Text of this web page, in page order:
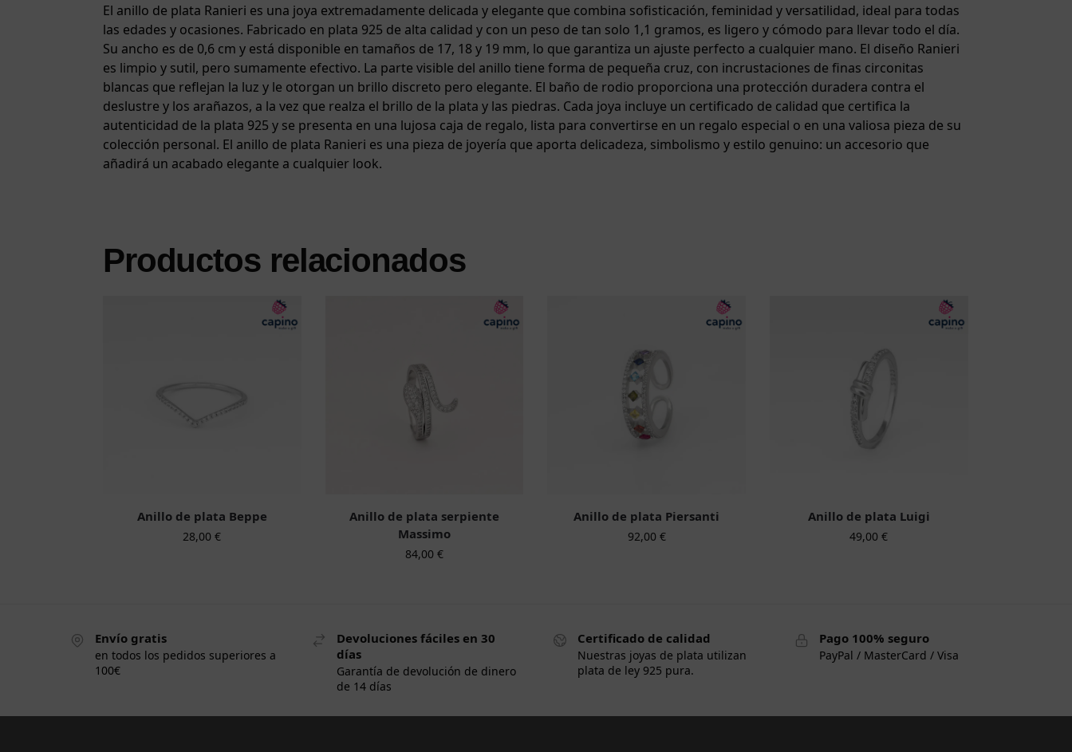
El anillo de plata Ranieri es una joya extremadamente delicada y elegante que combina sofisticación, feminidad y versatilidad, ideal para todas
las edades y ocasiones. Fabricado en plata 925 de alta calidad y con un peso de tan solo 1,1 gramos, es ligero y cómodo para llevar todo el día.
Su ancho es de 0,6 cm y está disponible en tamaños de 17, 18 y 19 mm, lo que garantiza un ajuste perfecto a cualquier mano. El diseño Ranieri
es limpio y sutil, pero sumamente efectivo. La parte visible del anillo tiene forma de pequeña cruz, con incrustaciones de finas circonitas
blancas que reflejan la luz y le otorgan un brillo discreto pero elegante. El baño de rodio proporciona una protección duradera contra el
deslustre y los arañazos, a la vez que realza el brillo de la plata y las piedras. Cada joya incluye un certificado de calidad que certifica la
autenticidad de la plata 925 y se presenta en una lujosa caja de regalo, lista para convertirse en un regalo especial o en una valiosa pieza de su
colección personal. El anillo de plata Ranieri es una pieza de joyería que aporta delicadeza, simbolismo y estilo genuino: un accesorio que
añadirá un acabado elegante a cualquier look.
Productos relacionados
Anillo de plata Beppe
28,00€
Anillo de plata serpiente
Massimo
84,00 €
Anillo de plata Piersanti
92,00 €
Anillo de plata Luigi
49,00€
Envío gratis
en todos los pedidos superiores a
100€
Devoluciones fáciles en 30
días
Garantía de devolución de dinero
de 14 días
Certificado de calidad
Nuestras joyas de plata utilizan
plata de ley 925 pura.
Pago 100% seguro
PayPal / MasterCard / Visa